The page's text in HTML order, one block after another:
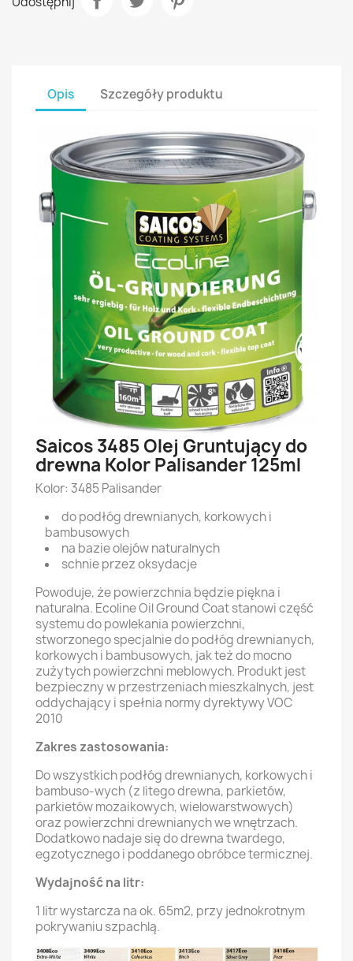
Opis Szczegóły produktu
Saicos 3485 Olej Gruntujący do
drewna Kolor Palisander 125ml
Kolor: 3485 Palisander
do podłóg drewnianych, korkowych i
bambusowych
na bazie olejów naturalnych
schnie przez oksydacje
Powoduje, że powierzchnia będzie piękna i
naturalna. Ecoline Oil Ground Coat stanowi część
systemu do powlekania powierzchni,
stworzonego specjalnie do podłóg drewnianych,
korkowych i bambusowych, jak też do mocno
zużytych powierzchni meblowych. Produkt jest
bezpieczny w przestrzeniach mieszkalnych, jest
oddychający i spełnia normy dyrektywy VOC
2010
Zakres zastosowania:
Do wszystkich podłóg drewnianych, korkowych i
bambuso-wych (z litego drewna, parkietów,
parkietów mozaikowych, wielowarstwowych)
oraz powierzchni drewnianych we wnętrzach.
Dodatkowo nadaje się do drewna twardego,
egzotycznego i poddanego obróbce termicznej.
Wydajność na litr:
1 litr wystarcza na ok. 65m2, przy jednokrotnym
pokrywaniu szpachlą.